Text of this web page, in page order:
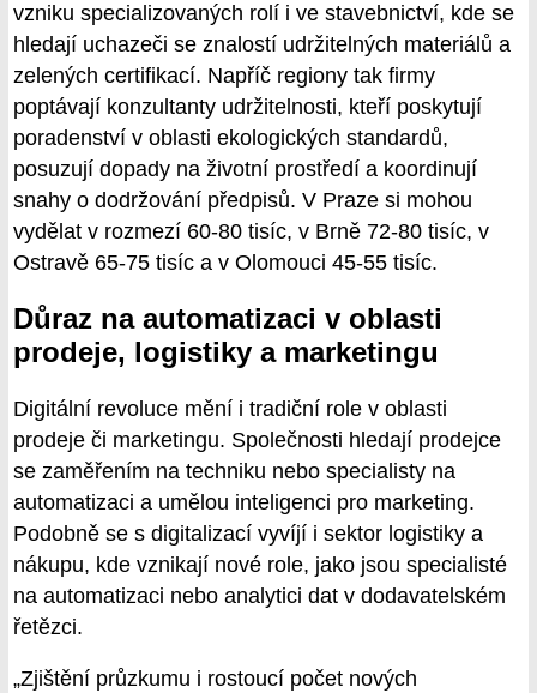
vzniku specializovaných rolí i ve stavebnictví, kde se
hledají uchazeči se znalostí udržitelných materiálů a
zelených certifikací. Napříč regiony tak firmy
poptávají konzultanty udržitelnosti, kteří poskytují
poradenství v oblasti ekologických standardů,
posuzují dopady na životní prostředí a koordinují
snahy o dodržování předpisů. V Praze si mohou
vydělat v rozmezí 60-80 tisíc, v Brně 72-80 tisíc, v
Ostravě 65-75 tisíc a v Olomouci 45-55 tisíc.
Důraz na automatizaci v oblasti
prodeje, logistiky a marketingu
Digitální revoluce mění i tradiční role v oblasti
prodeje či marketingu. Společnosti hledají prodejce
se zaměřením na techniku nebo specialisty na
automatizaci a umělou inteligenci pro marketing.
Podobně se s digitalizací vyvíjí i sektor logistiky a
nákupu, kde vznikají nové role, jako jsou specialisté
na automatizaci nebo analytici dat v dodavatelském
řetězci.
„Zjištění průzkumu i rostoucí počet nových